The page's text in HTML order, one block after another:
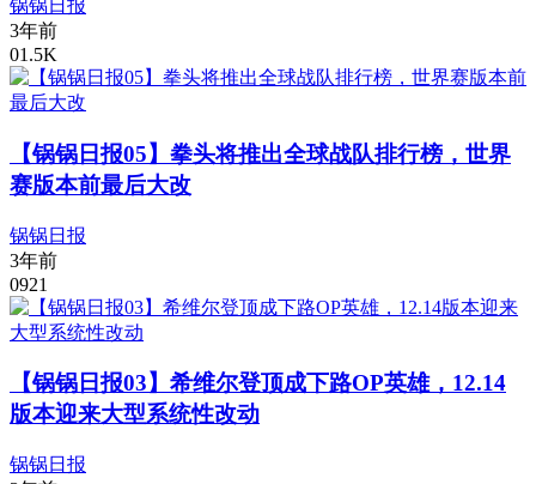
锅锅日报
3年前
01.5K
【锅锅日报05】拳头将推出全球战队排行榜，世界
赛版本前最后大改
锅锅日报
3年前
0921
【锅锅日报03】希维尔登顶成下路OP英雄，12.14
版本迎来大型系统性改动
锅锅日报